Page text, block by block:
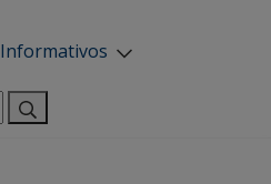
Informativos